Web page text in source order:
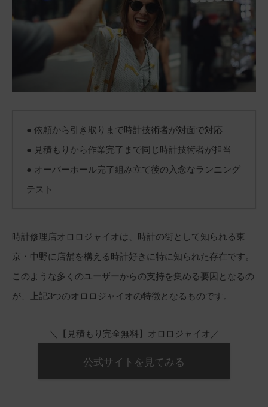
● 依頼から引き取りまで時計技術者が対面で対応
● 見積もりから作業完了まで同じ時計技術者が担当
● オーバーホール完了組み立て後の入念なランニング
テスト
時計修理店オロロジャイオは、時計の街として知られる東
京・中野に店舗を構える時計好きに特に知られた存在です。
このような多くのユーザーからの支持を集める要因となるの
が、上記3つのオロロジャイオの特徴となるものです。
＼【見積もり完全無料】オロロジャイオ／
公式サイトを見てみる